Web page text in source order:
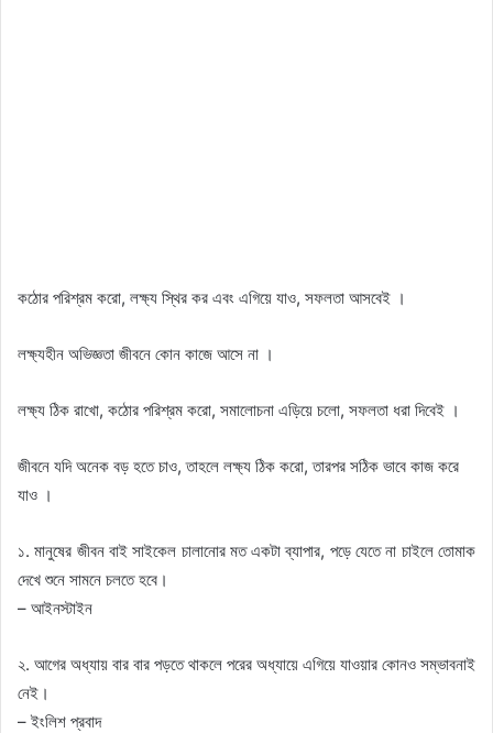
কঠোর পরিশ্রম করো, লক্ষ্য স্থির কর এবং এগিয়ে যাও, সফলতা আসবেই ।
লক্ষ্যহীন অভিজ্ঞতা জীবনে কোন কাজে আসে না ।
লক্ষ্য ঠিক রাখো, কঠোর পরিশ্রম করো, সমালোচনা এড়িয়ে চলো, সফলতা ধরা দিবেই ।
জীবনে যদি অনেক বড় হতে চাও, তাহলে লক্ষ্য ঠিক করো, তারপর সঠিক ভাবে কাজ করে
যাও ।
১. মানুষের জীবন বাই সাইকেল চালানোর মত একটা ব্যাপার, পড়ে যেতে না চাইলে তোমাক
দেখে শুনে সামনে চলতে হবে।
– আইনস্টাইন
২. আগের অধ্যায় বার বার পড়তে থাকলে পরের অধ্যায়ে এগিয়ে যাওয়ার কোনও সম্ভাবনাই
নেই।
– ইংলিশ প্রবাদ